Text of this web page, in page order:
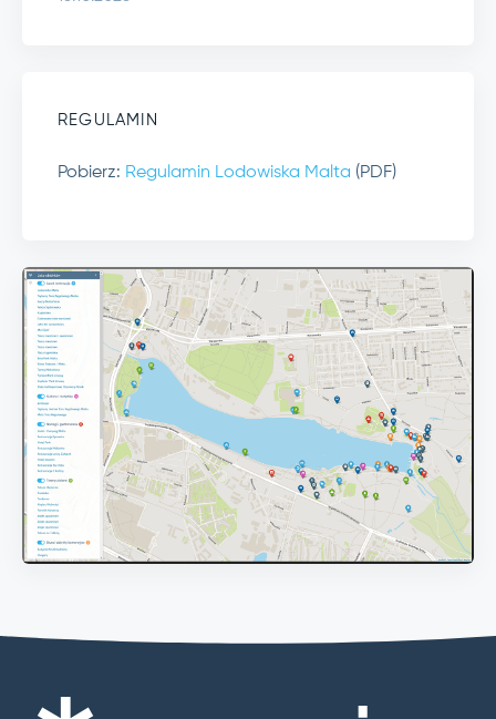
REGULAMIN
Pobierz: Regulamin Lodowiska Malta (PDF)